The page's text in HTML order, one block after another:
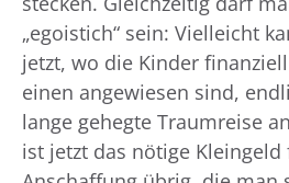
„egoistich“ sein: Vielleicht
jetzt, wo die Kinder
einen angewiesen sind,
lange gehegte Traumreise
ist jetzt das nötige Kleingeld